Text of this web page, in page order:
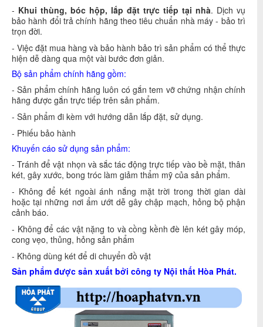
- Khui thùng, bóc hộp, lắp đặt trực tiếp tại nhà. Dịch vụ
bảo hành đổi trả chính hãng theo tiêu chuẩn nhà máy - bảo trì
trọn đời.
- Việc đặt mua hàng và bảo hành bảo trì sản phẩm có thể thực
hiện dễ dàng qua một vài bước đơn giản.
Bộ sản phẩm chính hãng gồm:
- Sản phẩm chính hãng luôn có gắn tem vỡ chứng nhận chính
hãng được gắn trực tiếp trên sản phẩm.
- Sản phẩm đi kèm với hướng dẫn lắp đặt, sử dụng.
- Phiếu bảo hành
Khuyến cáo sử dụng sản phẩm:
- Tránh để vật nhọn và sắc tác động trực tiếp vào bề mặt, thân
két, gây xước, bong tróc làm giảm thẩm mỹ của sản phẩm.
- Không để két ngoài ánh nắng mặt trời trong thời gian dài
hoặc tại những nơi ẩm ướt dễ gây chập mạch, hỏng bộ phận
cảnh báo.
- Không để các vật nặng to và cồng kềnh đè lên két gây móp,
cong vẹo, thủng, hỏng sản phẩm
- Không dùng két để di chuyển đồ vật
Sản phẩm được sản xuất bởi công ty Nội thất Hòa Phát.